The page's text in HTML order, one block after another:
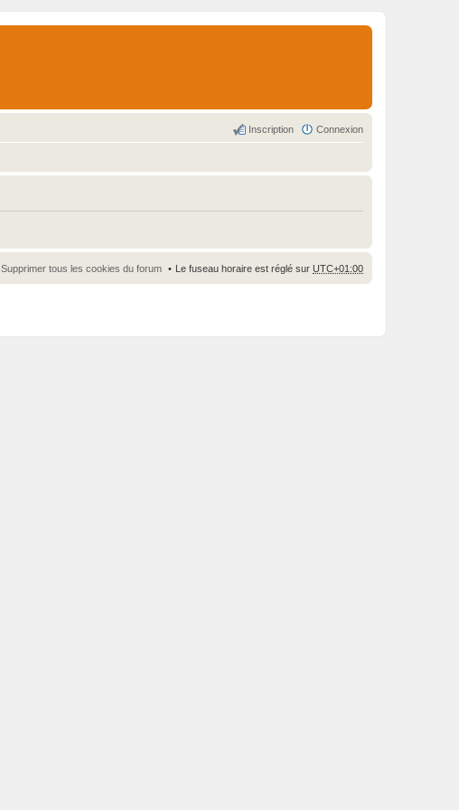
Connexion
Inscription
Le fuseau horaire est réglé sur UTC+01:00
Supprimer tous les cookies du forum